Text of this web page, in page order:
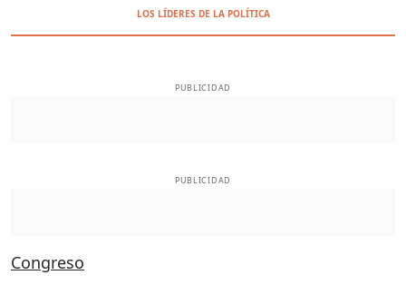
LOS LÍDERES DE LA POLÍTICA
PUBLICIDAD
PUBLICIDAD
Congreso